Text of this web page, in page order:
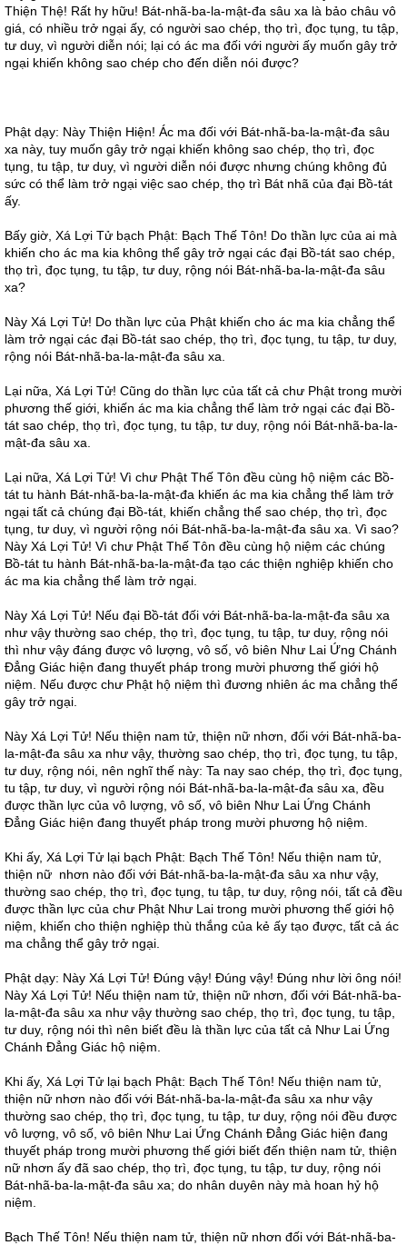
Thiện Thệ! Rất hy hữu! Bát-nhã-ba-la-mật-đa sâu xa là bảo châu vô
giá, có nhiều trở ngại ấy, có người sao chép, thọ trì, đọc tụng, tu tập,
tư duy, vì người diễn nói; lại có ác ma đối với người ấy muốn gây trở
ngại khiến không sao chép cho đến diễn nói được?
Phật dạy: Này Thiện Hiện! Ác ma đối với Bát-nhã-ba-la-mật-đa sâu
xa này, tuy muốn gây trở ngại khiến không sao chép, thọ trì, đọc
tụng, tu tập, tư duy, vì người diễn nói được nhưng chúng không đủ
sức có thể làm trở ngại việc sao chép, thọ trì Bát nhã của đại Bồ-tát
ấy.
Bấy giờ, Xá Lợi Tử bạch Phật: Bạch Thế Tôn! Do thần lực của ai mà
khiến cho ác ma kia không thể gây trở ngại các đại Bồ-tát sao chép,
thọ trì, đọc tụng, tu tập, tư duy, rộng nói Bát-nhã-ba-la-mật-đa sâu
xa?
Này Xá Lợi Tử! Do thần lực của Phật khiến cho ác ma kia chẳng thể
làm trở ngại các đại Bồ-tát sao chép, thọ trì, đọc tụng, tu tập, tư duy,
rộng nói Bát-nhã-ba-la-mật-đa sâu xa.
Lại nữa, Xá Lợi Tử! Cũng do thần lực của tất cả chư Phật trong mười
phương thế giới, khiến ác ma kia chẳng thể làm trở ngại các đại Bồ-
tát sao chép, thọ trì, đọc tụng, tu tập, tư duy, rộng nói Bát-nhã-ba-la-
mật-đa sâu xa.
Lại nữa, Xá Lợi Tử! Vì chư Phật Thế Tôn đều cùng hộ niệm các Bồ-
tát tu hành Bát-nhã-ba-la-mật-đa khiến ác ma kia chẳng thể làm trở
ngại tất cả chúng đại Bồ-tát, khiến chẳng thể sao chép, thọ trì, đọc
tụng, tư duy, vì người rộng nói Bát-nhã-ba-la-mật-đa sâu xa. Vì sao?
Này Xá Lợi Tử! Vì chư Phật Thế Tôn đều cùng hộ niệm các chúng
Bồ-tát tu hành Bát-nhã-ba-la-mật-đa tạo các thiện nghiệp khiến cho
ác ma kia chẳng thể làm trở ngại.
Này Xá Lợi Tử! Nếu đại Bồ-tát đối với Bát-nhã-ba-la-mật-đa sâu xa
như vậy thường sao chép, thọ trì, đọc tụng, tu tập, tư duy, rộng nói
thì như vậy đáng được vô lượng, vô số, vô biên Như Lai Ứng Chánh
Đẳng Giác hiện đang thuyết pháp trong mười phương thế giới hộ
niệm. Nếu được chư Phật hộ niệm thì đương nhiên ác ma chẳng thể
gây trở ngại.
Này Xá Lợi Tử! Nếu thiện nam tử, thiện nữ nhơn, đối với Bát-nhã-ba-
la-mật-đa sâu xa như vậy, thường sao chép, thọ trì, đọc tụng, tu tập,
tư duy, rộng nói, nên nghĩ thế này: Ta nay sao chép, thọ trì, đọc tụng,
tu tập, tư duy, vì người rộng nói Bát-nhã-ba-la-mật-đa sâu xa, đều
được thần lực của vô lượng, vô số, vô biên Như Lai Ứng Chánh
Đẳng Giác hiện đang thuyết pháp trong mười phương hộ niệm.
Khi ấy, Xá Lợi Tử lại bạch Phật: Bạch Thế Tôn! Nếu thiện nam tử,
thiện nữ nhơn nào đối với Bát-nhã-ba-la-mật-đa sâu xa như vậy,
thường sao chép, thọ trì, đọc tụng, tu tập, tư duy, rộng nói, tất cả đều
được thần lực của chư Phật Như Lai trong mười phương thế giới hộ
niệm, khiến cho thiện nghiệp thù thắng của kẻ ấy tạo được, tất cả ác
ma chẳng thể gây trở ngại.
Phật dạy: Này Xá Lợi Tử! Đúng vậy! Đúng vậy! Đúng như lời ông nói!
Này Xá Lợi Tử! Nếu thiện nam tử, thiện nữ nhơn, đối với Bát-nhã-ba-
la-mật-đa sâu xa như vậy thường sao chép, thọ trì, đọc tụng, tu tập,
tư duy, rộng nói thì nên biết đều là thần lực của tất cả Như Lai Ứng
Chánh Đẳng Giác hộ niệm.
Khi ấy, Xá Lợi Tử lại bạch Phật: Bạch Thế Tôn! Nếu thiện nam tử,
thiện nữ nhơn nào đối với Bát-nhã-ba-la-mật-đa sâu xa như vậy
thường sao chép, thọ trì, đọc tụng, tu tập, tư duy, rộng nói đều được
vô lượng, vô số, vô biên Như Lai Ứng Chánh Đẳng Giác hiện đang
thuyết pháp trong mười phương thế giới biết đến thiện nam tử, thiện
nữ nhơn ấy đã sao chép, thọ trì, đọc tụng, tu tập, tư duy, rộng nói
Bát-nhã-ba-la-mật-đa sâu xa; do nhân duyên này mà hoan hỷ hộ
niệm.
Bạch Thế Tôn! Nếu thiện nam tử, thiện nữ nhơn đối với Bát-nhã-ba-